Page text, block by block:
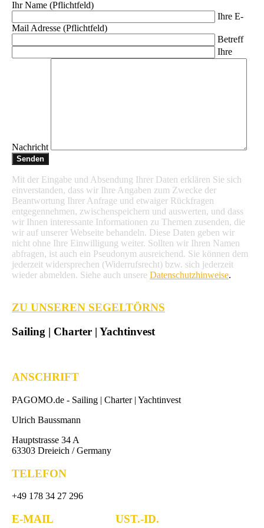
Ihr Name (Pflichtfeld)
Ihre E-
Mail Adresse (Pflichtfeld)
Betreff
Ihre
Nachricht
Mit der Eingabe und Absendung Ihrer Daten erklären Sie sich
einverstanden, dass wir Ihre Angaben zum Zwecke der
Beantwortung Ihrer Anfrage und etwaiger Rückfragen
entgegennehmen, zwischenspeichern und auswerten, und dass
wir Ihnen interessante Informationen zu Themen zusenden, die
wir auf unserer Webseite behandeln. Diese Daten geben wir
nicht ohne Ihre Einwilligung weiter. Sollten wir Ihren Namen
abfragen, ist auch ein Pseudonym ausreichend. Sie können dem
jederzeit widersprechen (Widerrufsrecht) bzw. sich jederzeit
wieder abmelden. Siehe auch unsere Datenschutzhinweise.
ZU UNSEREN SEGELTÖRNS
Sailing | Charter | Yachtinvest
ANSCHRIFT
PAGOMO.de - Sailing | Charter | Yachtinvest
Ulrich Baussmann
Hauptstrasse 34 A
63303 Dreieich / Germany
TELEFON
+49 178 34 27 296
E-MAIL UST.-ID.